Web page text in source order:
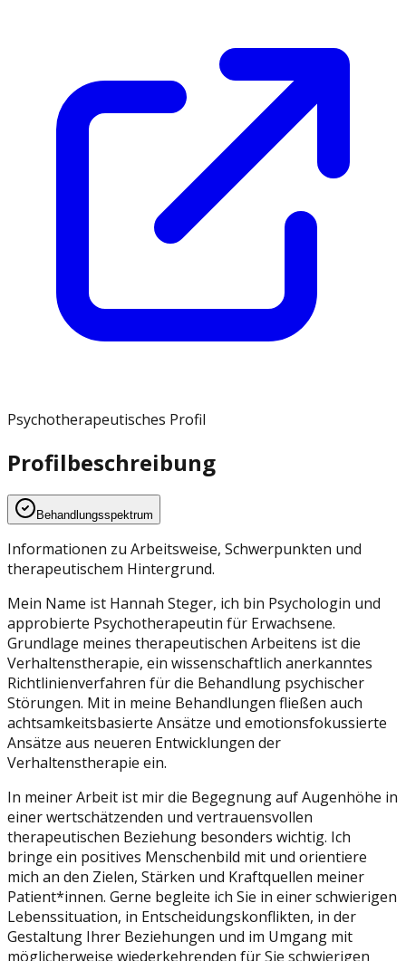
Psychotherapeutisches Profil
Profilbeschreibung
Behandlungsspektrum
Informationen zu Arbeitsweise, Schwerpunkten und
therapeutischem Hintergrund.
Mein Name ist Hannah Steger, ich bin Psychologin und
approbierte Psychotherapeutin für Erwachsene.
Grundlage meines therapeutischen Arbeitens ist die
Verhaltenstherapie, ein wissenschaftlich anerkanntes
Richtlinienverfahren für die Behandlung psychischer
Störungen. Mit in meine Behandlungen fließen auch
achtsamkeitsbasierte Ansätze und emotionsfokussierte
Ansätze aus neueren Entwicklungen der
Verhaltenstherapie ein.
In meiner Arbeit ist mir die Begegnung auf Augenhöhe in
einer wertschätzenden und vertrauensvollen
therapeutischen Beziehung besonders wichtig. Ich
bringe ein positives Menschenbild mit und orientiere
mich an den Zielen, Stärken und Kraftquellen meiner
Patient*innen. Gerne begleite ich Sie in einer schwierigen
Lebenssituation, in Entscheidungskonflikten, in der
Gestaltung Ihrer Beziehungen und im Umgang mit
möglicherweise wiederkehrenden für Sie schwierigen